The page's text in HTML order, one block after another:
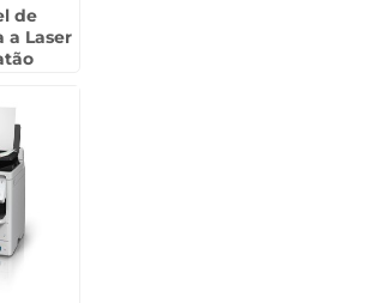
de
a Laser